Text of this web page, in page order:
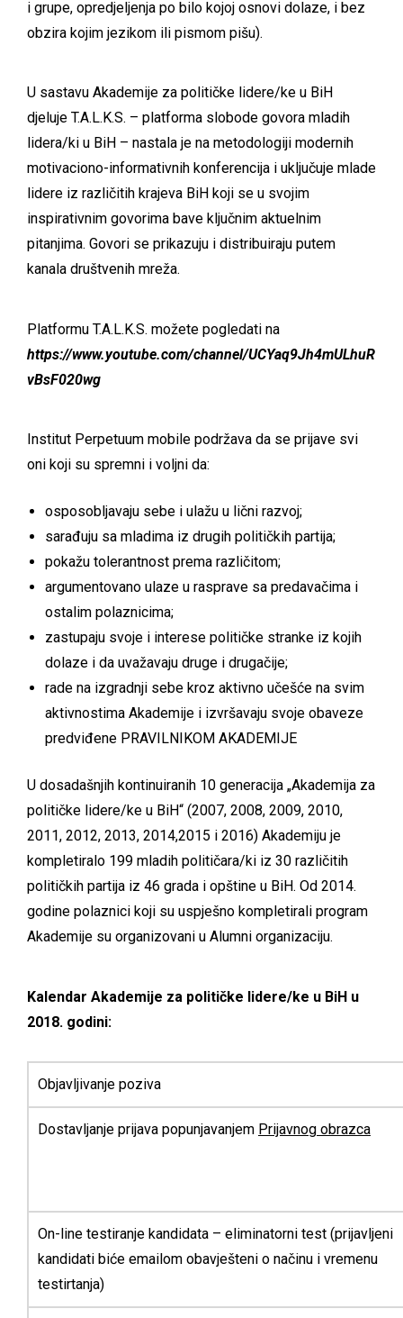
i grupe, opredjeljenja po bilo kojoj osnovi dolaze, i bez
obzira kojim jezikom ili pismom pišu).
U sastavu Akademije za političke lidere/ke u BiH
djeluje T.A.L.K.S. – platforma slobode govora mladih
lidera/ki u BiH – nastala je na metodologiji modernih
motivaciono-informativnih konferencija i uključuje mlade
lidere iz različitih krajeva BiH koji se u svojim
inspirativnim govorima bave ključnim aktuelnim
pitanjima. Govori se prikazuju i distribuiraju putem
kanala društvenih mreža.
Platformu T.A.L.K.S. možete pogledati na
https://www.youtube.com/channel/UCYaq9Jh4mULhuR
vBsF020wg
Institut Perpetuum mobile podržava da se prijave svi
oni koji su spremni i voljni da:
osposobljavaju sebe i ulažu u lični razvoj;
sarađuju sa mladima iz drugih političkih partija;
pokažu tolerantnost prema različitom;
argumentovano ulaze u rasprave sa predavačima i
ostalim polaznicima;
zastupaju svoje i interese političke stranke iz kojih
dolaze i da uvažavaju druge i drugačije;
rade na izgradnji sebe kroz aktivno učešće na svim
aktivnostima Akademije i izvršavaju svoje obaveze
predviđene PRAVILNIKOM AKADEMIJE
U dosadašnjih kontinuiranih 10 generacija „Akademija za
političke lidere/ke u BiH“ (2007, 2008, 2009, 2010,
2011, 2012, 2013, 2014,2015 i 2016) Akademiju je
kompletiralo 199 mladih političara/ki iz 30 različitih
političkih partija iz 46 grada i opštine u BiH. Od 2014.
godine polaznici koji su uspješno kompletirali program
Akademije su organizovani u Alumni organizaciju.
Kalendar Akademije za političke lidere/ke u BiH u
2018. godini:
Objavljivanje poziva
Dostavljanje prijava popunjavanjem Prijavnog obrazca
On-line testiranje kandidata – eliminatorni test (prijavljeni
kandidati biće emailom obavješteni o načinu i vremenu
testirtanja)